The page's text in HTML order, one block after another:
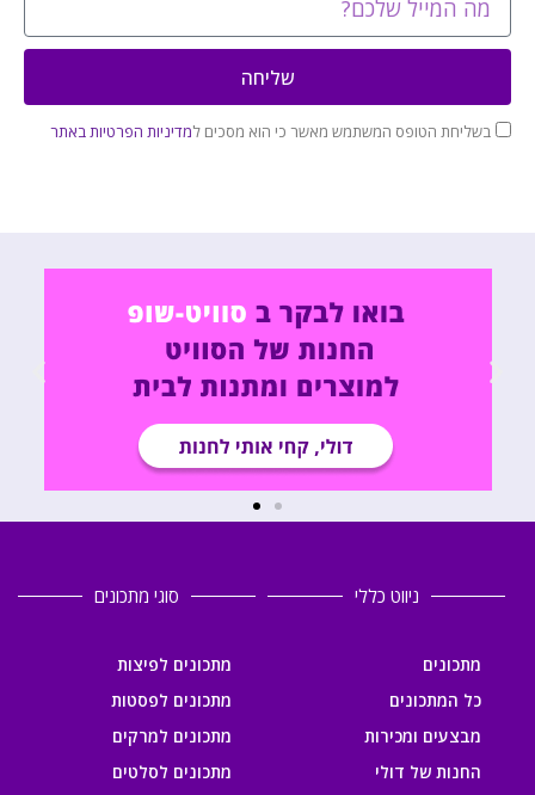
בשליחת הטופס המשתמש מאשר כי הוא מסכים למדיניות הפרטיות באתר
שליחה
ניווט כללי
מתכונים
כל המתכונים
מבצעים ומכירות
החנות של דולי
סוגי מתכונים
מתכונים לפיצות
מתכונים לפסטות
מתכונים למרקים
מתכונים לסלטים